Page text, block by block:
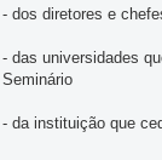
- dos diretores e
- das universidades
Seminário
- da instituição que